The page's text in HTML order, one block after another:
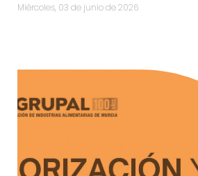
miércoles, 03 de junio de 2026